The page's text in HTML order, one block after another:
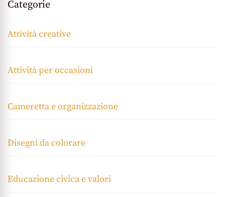
Categorie
Attività creative
Attività per occasioni
Cameretta e organizzazione
Disegni da colorare
Educazione civica e valori